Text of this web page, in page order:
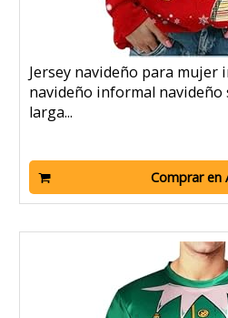
Jersey navideño para mujer
navideño informal navideño
larga...
Comprar en